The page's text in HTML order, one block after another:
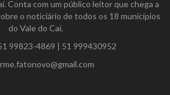
Conta com um público leitor que chega a
o noticiário de todos os 18 municípios
do Vale do Caí.
99823-4869 | 51 999430952